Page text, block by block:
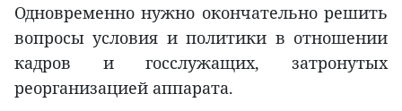
Одновременно нужно окончательно решить
вопросы условия и политики в отношении
кадров и госслужащих, затронутых
реорганизацией аппарата.